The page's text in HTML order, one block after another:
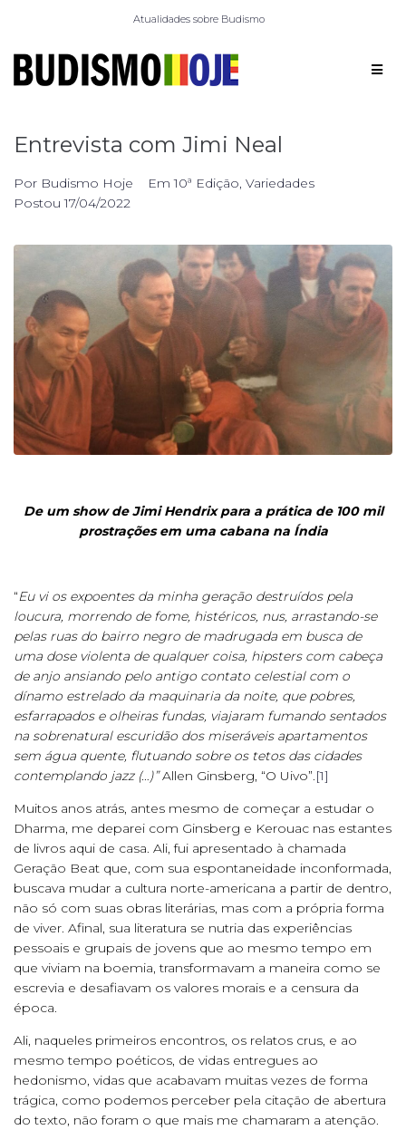
Atualidades sobre Budismo
Entrevista com Jimi Neal
Por Budismo Hoje Em10ª Edição, Variedades
Postou17/04/2022
De um show de Jimi Hendrix para a prática de 100 mil
prostrações em uma cabana na Índia
“Eu vi os expoentes da minha geração destruídos pela
loucura, morrendo de fome, histéricos, nus, arrastando-se
pelas ruas do bairro negro de madrugada em busca de
uma dose violenta de qualquer coisa, hipsters com cabeça
de anjo ansiando pelo antigo contato celestial com o
dínamo estrelado da maquinaria da noite, que pobres,
esfarrapados e olheiras fundas, viajaram fumando sentados
na sobrenatural escuridão dos miseráveis apartamentos
sem água quente, flutuando sobre os tetos das cidades
contemplando jazz (…)”Allen Ginsberg, “O Uivo”.[1]
Muitos anos atrás, antes mesmo de começar a estudar o
Dharma, me deparei com Ginsberg e Kerouac nas estantes
de livros aqui de casa. Ali, fui apresentado à chamada
Geração Beat que, com sua espontaneidade inconformada,
buscava mudar a cultura norte-americana a partir de dentro,
não só com suas obras literárias, mas com a própria forma
de viver. Afinal, sua literatura se nutria das experiências
pessoais e grupais de jovens que ao mesmo tempo em
que viviam na boemia, transformavam a maneira como se
escrevia e desafiavam os valores morais e a censura da
época.
Ali, naqueles primeiros encontros, os relatos crus, e ao
mesmo tempo poéticos, de vidas entregues ao
hedonismo, vidas que acabavam muitas vezes de forma
trágica, como podemos perceber pela citação de abertura
do texto, não foram o que mais me chamaram a atenção.